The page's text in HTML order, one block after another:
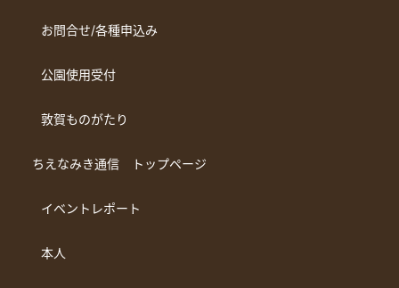
お問合せ/各種申込み
公園使用受付
敦賀ものがたり
ちえなみき通信 トップページ
イベントレポート
本人